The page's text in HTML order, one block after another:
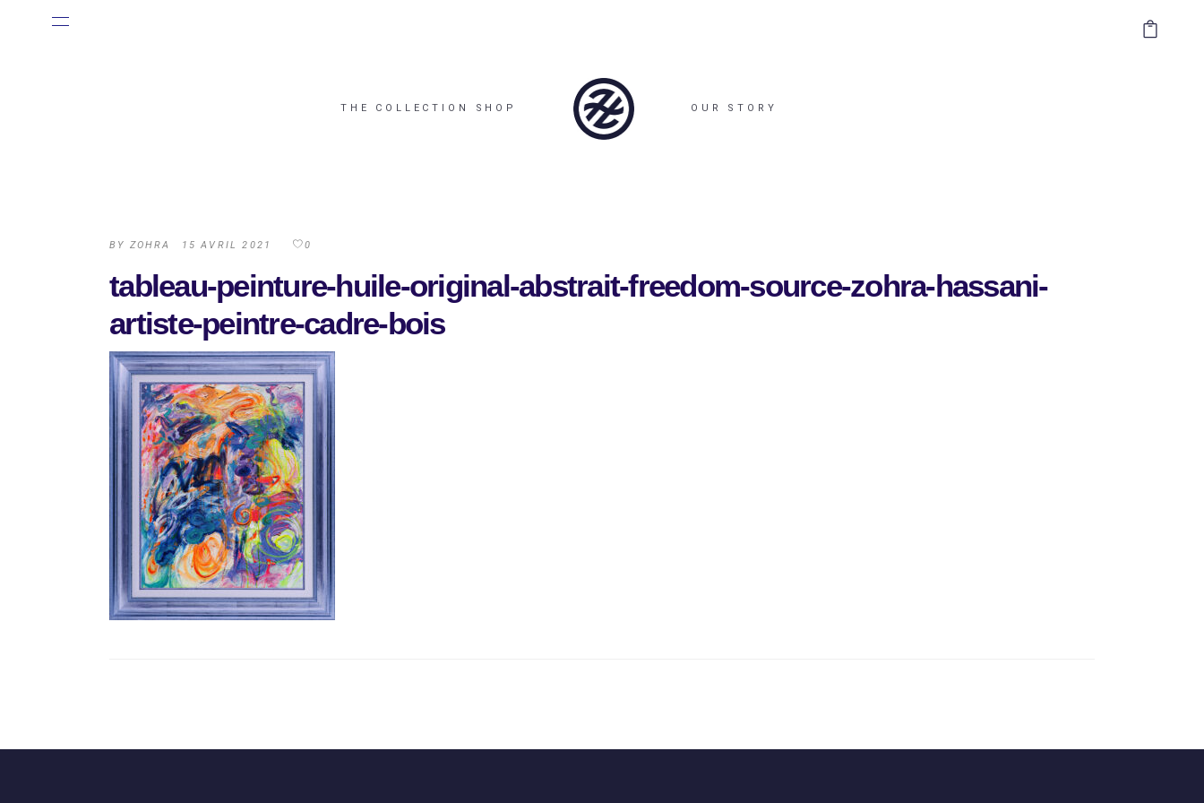
THE COLLECTION SHOP OUR STORY
BY ZOHRA 15 AVRIL 2021 0
tableau-peinture-huile-original-abstrait-freedom-source-zohra-hassani-
artiste-peintre-cadre-bois